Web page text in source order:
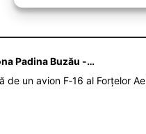
Padina Buzău -…
un avion F‑16 al Forțelor